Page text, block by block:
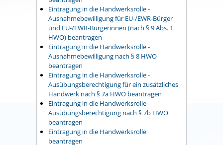
Eintragung in die Handwerksrolle -
Ausnahmebewilligung für EU-/EWR-Bürger
und EU-/EWR-Bürgerinnen (nach § 9 Abs. 1
HWO) beantragen
Eintragung in die Handwerksrolle -
Ausnahmebewilligung nach § 8 HWO
beantragen
Eintragung in die Handwerksrolle -
Ausübungsberechtigung für ein zusätzliches
Handwerk nach § 7a HWO beantragen
Eintragung in die Handwerksrolle -
Ausübungsberechtigung nach § 7b HWO
beantragen
Eintragung in die Handwerksrolle
beantragen